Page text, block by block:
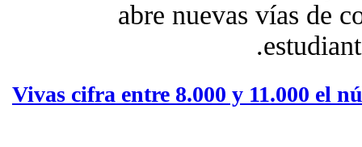
abre nuevas vías de
Vivas cifra entre 8.000 y 11.000 el